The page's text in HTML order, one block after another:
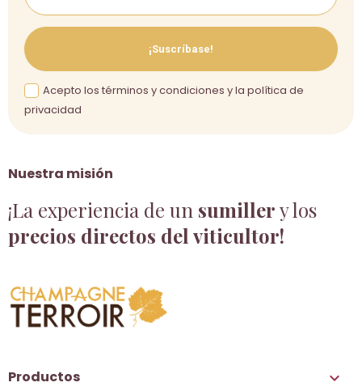
Nuestra misión
¡La experiencia de un sumillery los
precios directos del viticultor!
¡Suscríbase!
Acepto los términos y condiciones y la política de
privacidad
Productos 